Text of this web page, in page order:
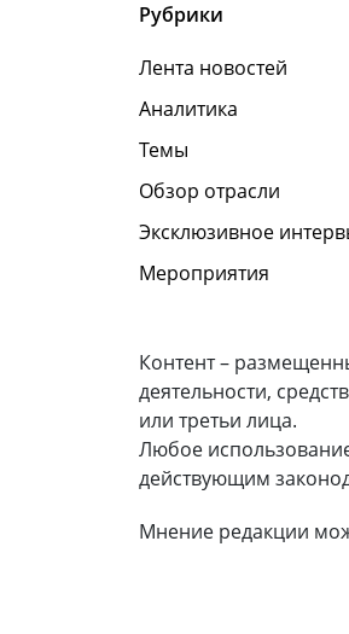
Рубрики
Лента новостей
Аналитика
Темы
Обзор отрасли
Эксклюзивное
Мероприятия
Контент –
деятельности,
или третьи лица.
Любое
действующим
Мнение редакции